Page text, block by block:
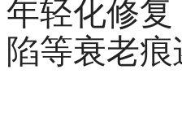
年轻化修
陷等衰老